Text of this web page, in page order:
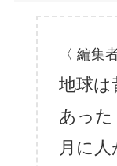
〈 編集
地球は
あった
月に人